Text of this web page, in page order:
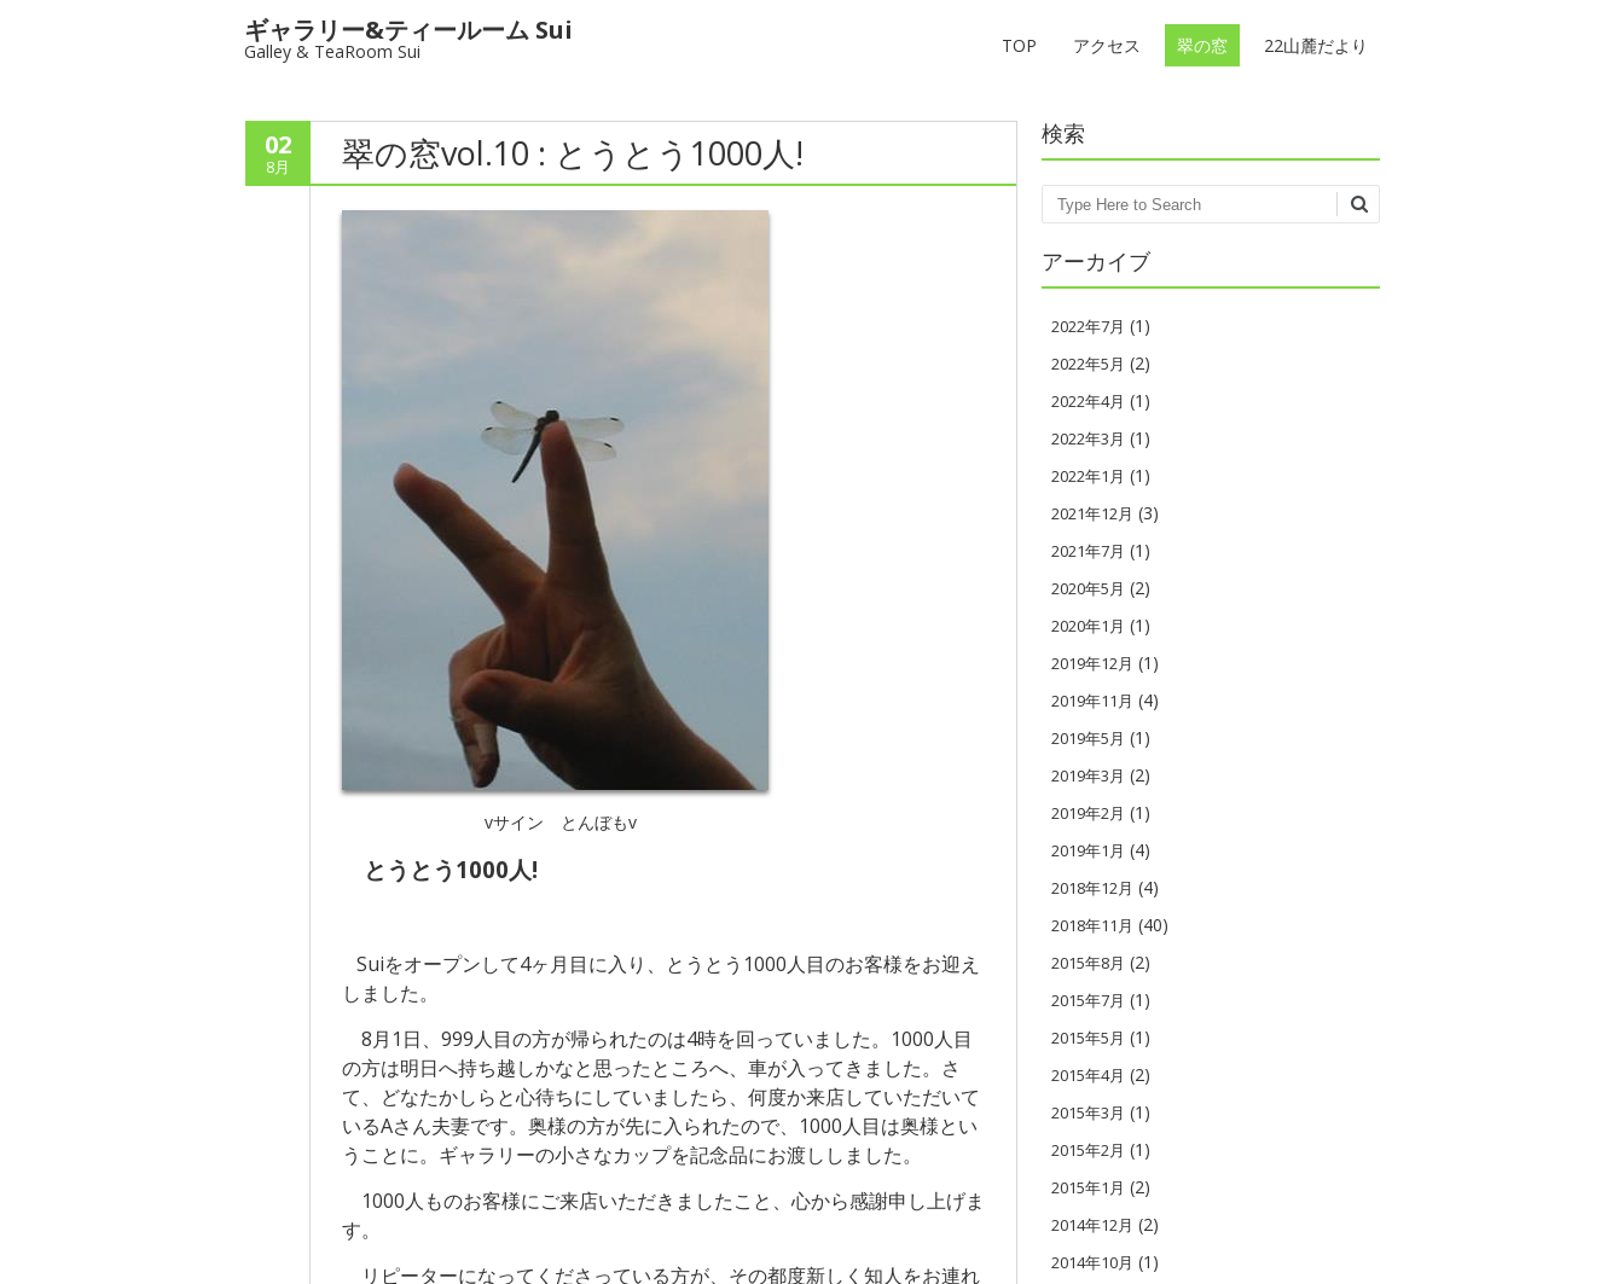
ギャラリー&ティールーム Sui
Galley & TeaRoom Sui TOP アクセス 翠の窓 22山麓だより
02
8月 翠の窓vol.10 : とうとう1000人!
vサイン とんぼもv
とうとう1000人!
Suiをオープンして4ヶ月目に入り、とうとう1000人目のお客様をお迎え
しました。
8月1日、999人目の方が帰られたのは4時を回っていました。1000人目
の方は明日へ持ち越しかなと思ったところへ、車が入ってきました。さ
て、どなたかしらと心待ちにしていましたら、何度か来店していただいて
いるAさん夫妻です。奥様の方が先に入られたので、1000人目は奥様とい
うことに。ギャラリーの小さなカップを記念品にお渡ししました。
1000人ものお客様にご来店いただき ましたこと、心から感謝申し上げま
す。
リピーターになってくださっている方が、その都度新しく知人をお連れ
検索
Search
アーカイブ
2022年7月 (1)
2022年5月 (2)
2022年4月 (1)
2022年3月 (1)
2022年1月 (1)
2021年12月 (3)
2021年7月 (1)
2020年5月 (2)
2020年1月 (1)
2019年12月 (1)
2019年11月 (4)
2019年5月 (1)
2019年3月 (2)
2019年2月 (1)
2019年1月 (4)
2018年12月 (4)
2018年11月 (40)
2015年8月 (2)
2015年7月 (1)
2015年5月 (1)
2015年4月 (2)
2015年3月 (1)
2015年2月 (1)
2015年1月 (2)
2014年12月 (2)
2014年10月 (1)